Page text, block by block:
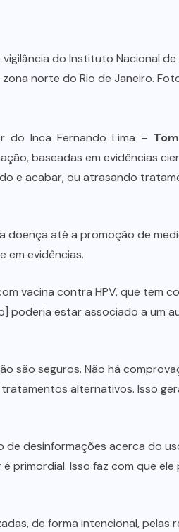
do Inca Fernando Lima –
baseadas em evidências
e acabar, ou atrasando
doença até a promoção de
em evidências.
vacina contra HPV, que tem
poderia estar associado a um
são seguros. Não há
alternativos. Isso
desinformações acerca do
primordial. Isso faz com que
de forma intencional, pelas